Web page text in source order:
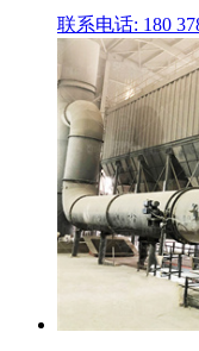
联系电话: 180